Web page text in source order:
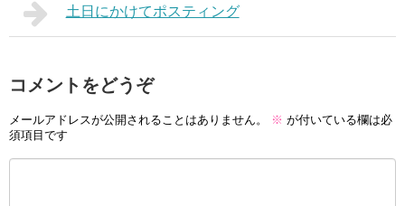
土日にかけてポスティング
コメントをどうぞ
メールアドレスが公開されることはありません。 ※ が付いている欄は必
須項目です